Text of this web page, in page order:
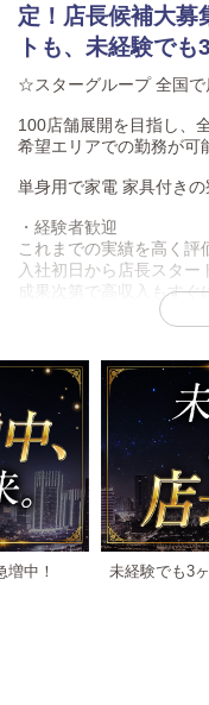
定！店長候補大募
トも、未経験で
☆スターグループ 全国
100店舗展開を目指し、
希望エリアでの勤務が可
単身用で家電 家具付きの
・経験者歓迎
これまでの実績を高く評
入社初日から店長スター
成果次第で高収入もす
未経験から3ヶ月で店長
店長になるためのノウ
・スターグループの魅力
全国で店舗拡大中＝ポス
頑張る人がしっかり稼
欲しかった物(ブランド
なります
・その頑張り、報われて
人生の時間は有限です
中！ 未経験でも3